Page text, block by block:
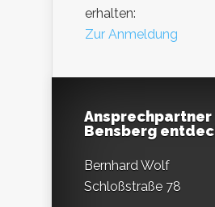
erhalten:
Zur Anmeldung
Ansprechpartner
Bensberg
Bernhard Wolf
Schloßstraße 78